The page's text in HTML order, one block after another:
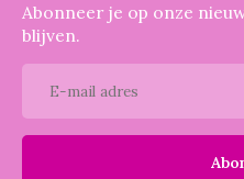
Abonneer je op onze
blijven.